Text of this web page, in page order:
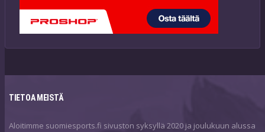
TIETOA MEISTÄ
Aloitimme suomiesports.fi sivuston syksyllä 2020 ja joulukuun alussa